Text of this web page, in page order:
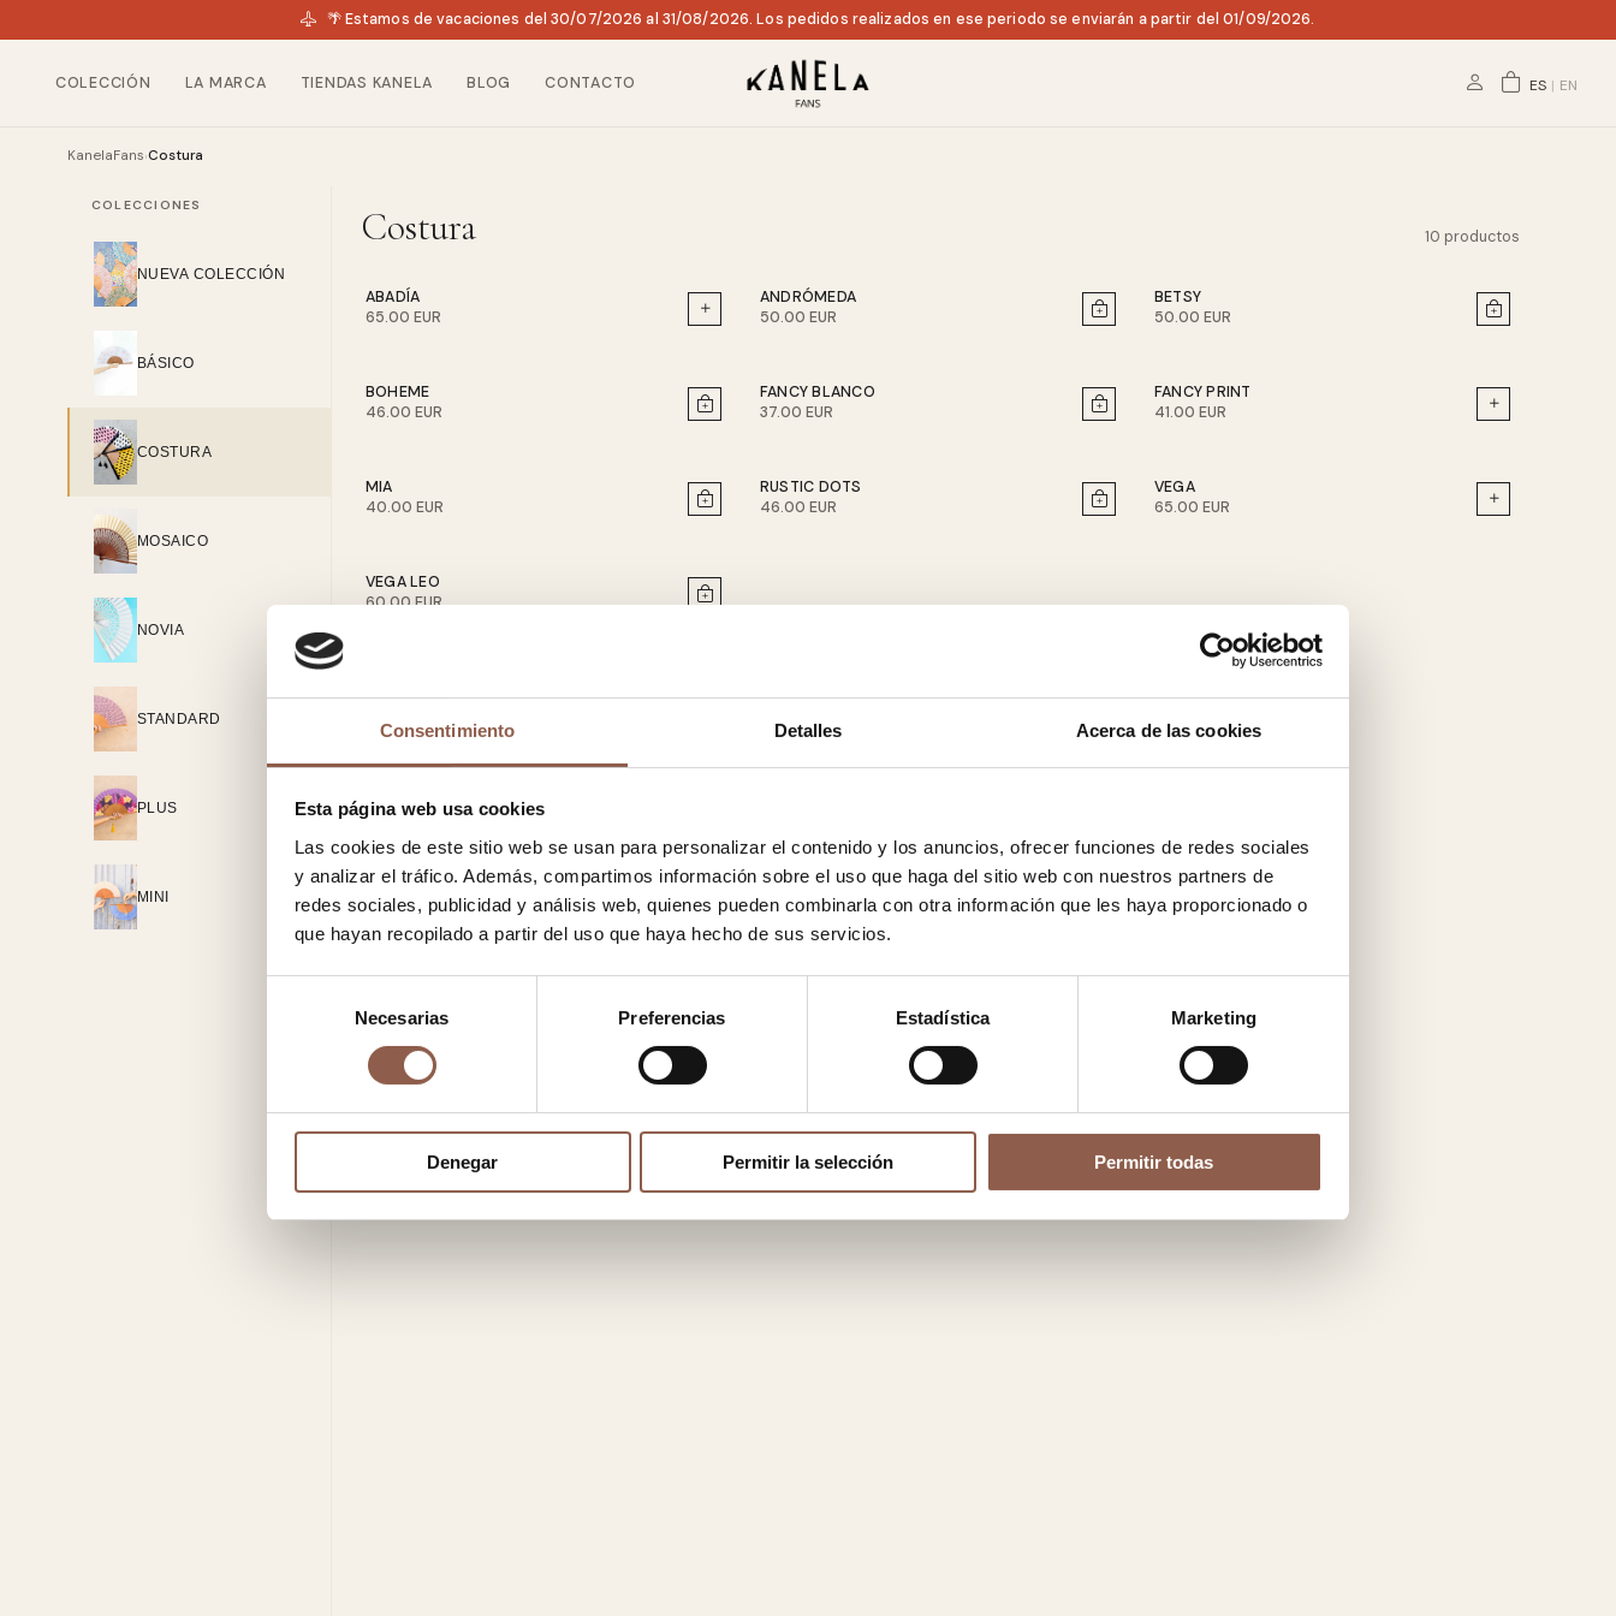
Consentimiento Detalles Acerca de las cookies
Esta página web usa cookies
Las cookies de este sitio web se usan para personalizar el contenido y los anuncios, ofrecer funciones de redes sociales
y analizar el tráfico. Además, compartimos información sobre el uso que haga del sitio web con nuestros partners de
redes sociales, publicidad y análisis web, quienes pueden combinarla con otra información que les haya proporcionado o
que hayan recopilado a partir del uso que haya hecho de sus servicios.
consentimiento
Necesarias Preferencias Estadística Marketing
Denegar Permitir la selección Permitir todas
🌴 Estamos de vacaciones del 30/07/2026 al 31/08/2026. Los pedidos realizados en ese periodo se enviarán a partir del 01/09/2026.
COLECCIÓN LA MARCA TIENDAS KANELA BLOG CONTACTO ES | EN
KanelaFans›Costura
COLECCIONES
NUEVA COLECCIÓN
BÁSICO
COSTURA
MOSAICO
NOVIA
STANDARD
PLUS
MINI
Costura 10 productos
ABADÍA
65.00 EUR
ANDRÓMEDA
50.00 EUR
BETSY
50.00 EUR
BOHEME
46.00 EUR
FANCY BLANCO
37.00 EUR
FANCY PRINT
41.00 EUR
MIA
40.00 EUR
RUSTIC DOTS
46.00 EUR
VEGA
65.00 EUR
VEGA LEO
60.00 EUR